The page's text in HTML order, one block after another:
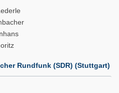
Rundfunk (SDR) (Stuttgart)